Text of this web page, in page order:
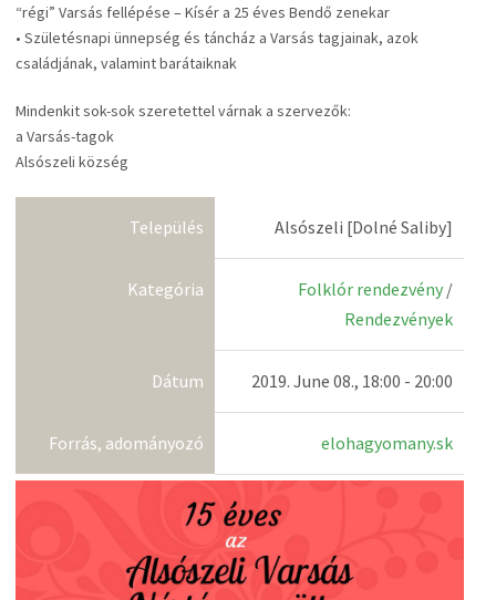
“régi” Varsás fellépése – Kísér a 25 éves Bendő zenekar
• Születésnapi ünnepség és táncház a Varsás tagjainak, azok
családjának, valamint barátaiknak
Mindenkit sok-sok szeretettel várnak a szervezők:
a Varsás-tagok
Alsószeli község
Település Alsószeli [Dolné Saliby]
Kategória Folklór rendezvény /
Rendezvények
Dátum 2019. June 08., 18:00 - 20:00
Forrás, adományozó elohagyomany.sk